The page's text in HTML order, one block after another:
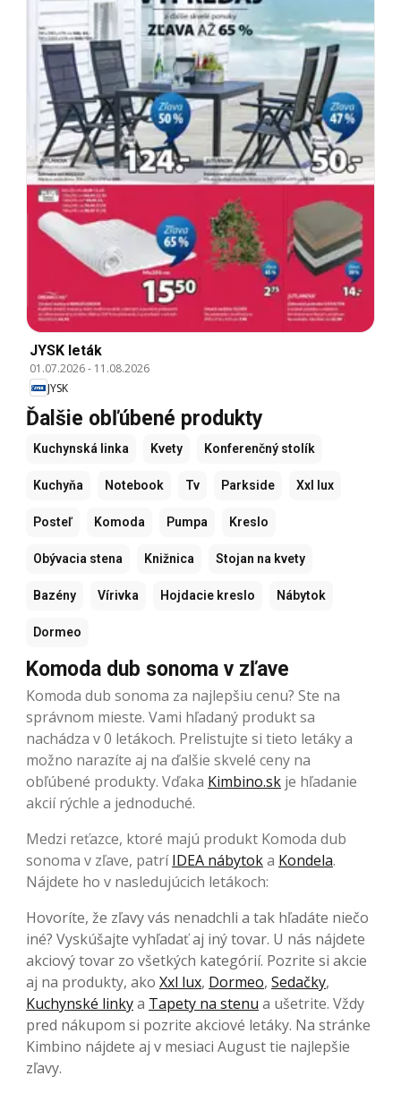
JYSK leták
01.07.2026- 11.08.2026
JYSK
Ďalšie obľúbené produkty
Kuchynská linka Kvety Konferenčný stolík
Kuchyňa Notebook Tv Parkside Xxl lux
Posteľ Komoda Pumpa Kreslo
Obývacia stena Knižnica Stojan na kvety
Bazény Vírivka Hojdacie kreslo Nábytok
Dormeo
Komoda dub sonoma v zľave
Komoda dub sonoma za najlepšiu cenu? Ste na
správnom mieste. Vami hľadaný produkt sa
nachádza v 0 letákoch. Prelistujte si tieto letáky a
možno narazíte aj na ďalšie skvelé ceny na
obľúbené produkty. Vďaka Kimbino.sk je hľadanie
akcií rýchle a jednoduché.
Medzi reťazce, ktoré majú produkt Komoda dub
sonoma v zľave, patríIDEA nábytoka Kondela.
Nájdete ho v nasledujúcich letákoch:
Hovoríte, že zľavy vás nenadchli a tak hľadáte niečo
iné? Vyskúšajte vyhľadať aj iný tovar. U nás nájdete
akciový tovar zo všetkých kategórií. Pozrite si akcie
aj na produkty, ako Xxl lux, Dormeo, Sedačky,
Kuchynské linkya Tapety na stenu a ušetrite. Vždy
pred nákupom si pozrite akciové letáky. Na stránke
Kimbino nájdete aj v mesiaci August tie najlepšie
zľavy.